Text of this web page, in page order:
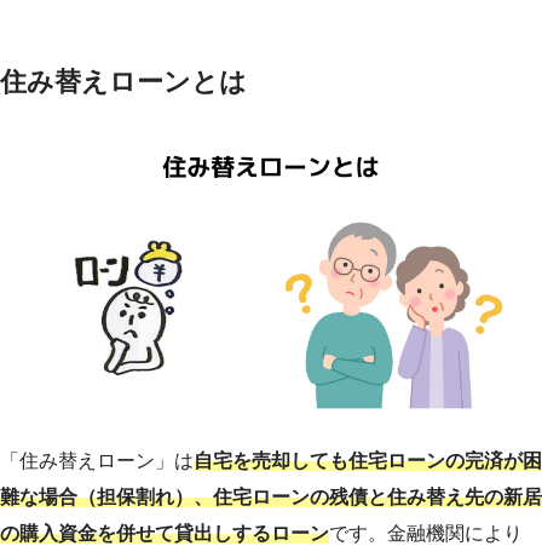
住み替えローンとは
「住み替えローン」は自宅を売却しても住宅ローンの完済が困
難な場合（担保割れ）、住宅ローンの残債と住み替え先の新居
の購入資金を併せて貸出しするローンです。金融機関により